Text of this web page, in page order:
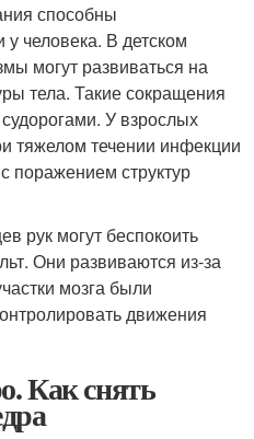
способны
у человека. В детском
могут развиваться на
тела. Такие сокращения
У взрослых
тяжелом течении инфекции
поражением структур
рук могут беспокоить
Они развиваются из-за
мозга были
движения
Как снять